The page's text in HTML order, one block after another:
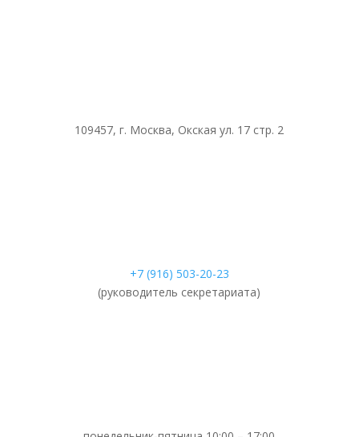
109457, г. Москва, Окская ул. 17 стр. 2
+7 (916) 503-20-23
(руководитель секретариата)